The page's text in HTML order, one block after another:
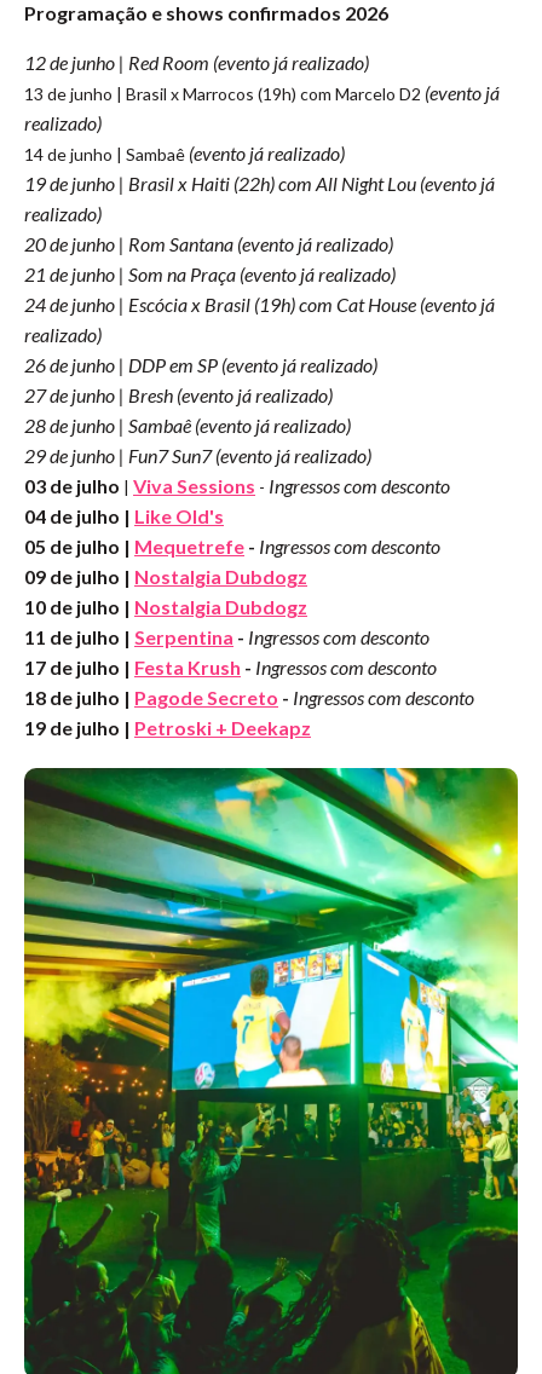
Programação e shows confirmados 2026
12 de junho | Red Room (evento já realizado)
13 de junho | Brasil x Marrocos (19h) com Marcelo D2 (evento já
realizado)
14 de junho | Sambaê (evento já realizado)
19 de junho | Brasil x Haiti (22h) com All Night Lou (evento já
realizado)
20 de junho | Rom Santana (evento já realizado)
21 de junho | Som na Praça (evento já realizado)
24 de junho | Escócia x Brasil (19h) com Cat House (evento já
realizado)
26 de junho | DDP em SP (evento já realizado)
27 de junho | Bresh (evento já realizado)
28 de junho | Sambaê (evento já realizado)
29 de junho | Fun7 Sun7 (evento já realizado)
03 de julho | Viva Sessions - Ingressos com desconto
04 de julho | Like Old's
05 de julho | Mequetrefe - Ingressos com desconto
09 de julho | Nostalgia Dubdogz
10 de julho | Nostalgia Dubdogz
11 de julho | Serpentina - Ingressos com desconto
17 de julho | Festa Krush - Ingressos com desconto
18 de julho | Pagode Secreto - Ingressos com desconto
19 de julho | Petroski + Deekapz